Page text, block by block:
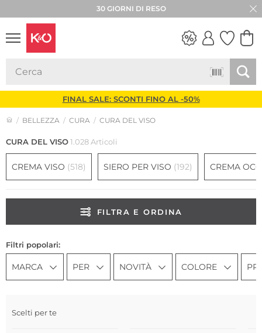
★★★★★ 4,8 / 5,0 STELLE
30 GIORNI DI RESO
FINAL SALE: SCONTI FINO AL -50%
BELLEZZA CURA CURA DEL VISO
CURA DEL VISO1.028 Articoli
CREMA VISO (518) SIERO PER VISO (192) CREMA
FILTRA E ORDINA
Filtri popolari:
MARCA PER NOVITÀ COLORE
Scelti per te
Più venduto